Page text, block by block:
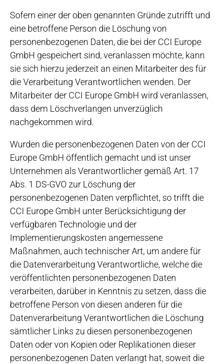
Sofern einer der oben genannten Gründe zutrifft und
eine betroffene Person die Löschung von
personenbezogenen Daten, die bei der CCI Europe
GmbH gespeichert sind, veranlassen möchte, kann
sie sich hierzu jederzeit an einen Mitarbeiter des für
die Verarbeitung Verantwortlichen wenden. Der
Mitarbeiter der CCI Europe GmbH wird veranlassen,
dass dem Löschverlangen unverzüglich
nachgekommen wird.
Wurden die personenbezogenen Daten von der CCI
Europe GmbH öffentlich gemacht und ist unser
Unternehmen als Verantwortlicher gemäß Art. 17
Abs. 1 DS-GVO zur Löschung der
personenbezogenen Daten verpflichtet, so trifft die
CCI Europe GmbH unter Berücksichtigung der
verfügbaren Technologie und der
Implementierungskosten angemessene
Maßnahmen, auch technischer Art, um andere für
die Datenverarbeitung Verantwortliche, welche die
veröffentlichten personenbezogenen Daten
verarbeiten, darüber in Kenntnis zu setzen, dass die
betroffene Person von diesen anderen für die
Datenverarbeitung Verantwortlichen die Löschung
sämtlicher Links zu diesen personenbezogenen
Daten oder von Kopien oder Replikationen dieser
personenbezogenen Daten verlangt hat, soweit die